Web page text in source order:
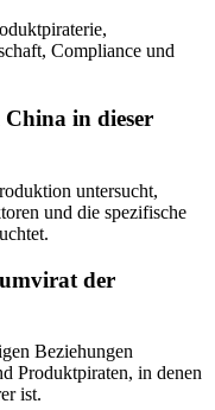
Compliance und
in dieser
untersucht,
und die spezifische
der
Beziehungen
Produktpiraten, in denen
ist.